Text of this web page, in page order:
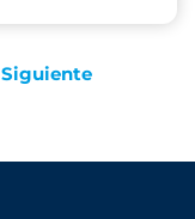
Siguiente